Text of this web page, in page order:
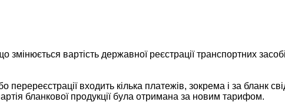
вартість державної реєстрації транспортних
перереєстрації входить кілька платежів, зокрема і за бланк
бланкової продукції була отримана за новим тарифом.